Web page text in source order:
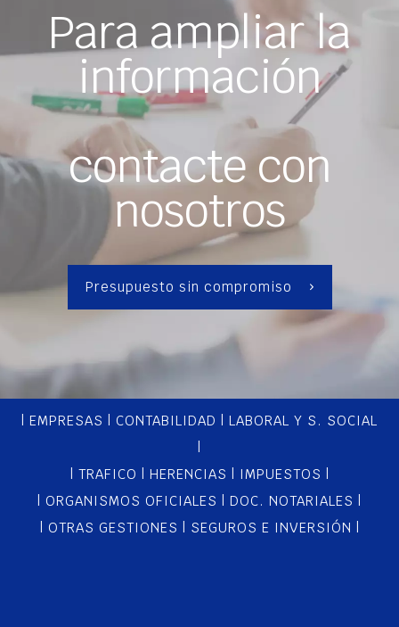
Para ampliar la
información
contacte con
nosotros
Presupuesto sin compromiso
EMPRESAS CONTABILIDAD
LABORAL Y S. SOCIAL
TRAFICO HERENCIAS IMPUESTOS
ORGANISMOS OFICIALES DOC. NOTARIALES
OTRAS GESTIONES SEGUROS E INVERSIÓN